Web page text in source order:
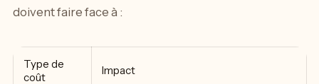
doivent faire face à :
Type de
coût
Impact